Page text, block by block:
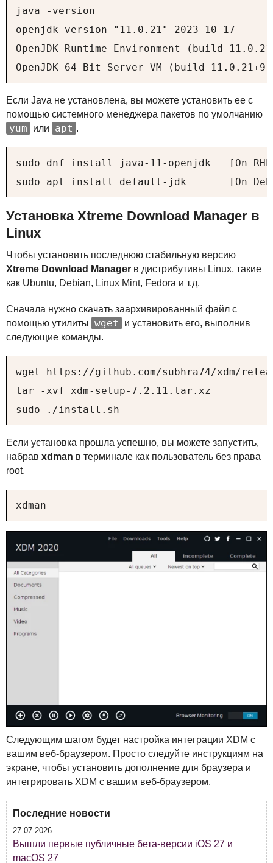
java -version
openjdk version "11.0.21" 2023-10-17
OpenJDK Runtime Environment (build
OpenJDK 64-Bit Server VM (build
Если Java не установлена, вы можете установить ее с
помощью системного менеджера пакетов по умолчанию
yum или apt .
sudo dnf install java-11-openjdk   [On
sudo apt install default-jdk       [On
Установка Xtreme Download Manager в
Linux
Чтобы установить последнюю стабильную версию
Xtreme Download Manager в дистрибутивы Linux, такие
как Ubuntu, Debian, Linux Mint, Fedora и т.д.
Сначала нужно скачать заархивированный файл с
помощью утилиты wget
и установить его, выполнив
следующие команды.
wget https://github.com/subhra74/xdm/
tar -xvf xdm-setup-7.2.11.tar.xz
sudo ./install.sh
Если установка прошла успешно, вы можете запустить,
набрав xdman в терминале как пользователь без права
root.
xdman
Следующим шагом будет настройка интеграции XDM с
вашим веб-браузером. Просто следуйте инструкциям на
экране, чтобы установить дополнение для браузера и
интегрировать XDM с вашим веб-браузером.
Последние новости
27.07.2026
Вышли первые публичные бета-версии iOS 27 и
macOS 27